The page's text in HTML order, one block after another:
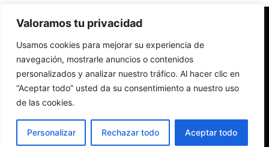
Valoramos tu privacidad
Usamos cookies para mejorar su experiencia de
navegación, mostrarle anuncios o contenidos
personalizados y analizar nuestro tráfico. Al hacer clic en
“Aceptar todo” usted da su consentimiento a nuestro uso
de las cookies.
Personalizar Rechazar todo Aceptar todo
Redes Cristianas
Una mirada alternativa sobre la Iglesia católica y la sociedad
- Colectivos de Redes Cristianas